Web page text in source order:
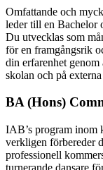
Omfattande och
leder till en Bachelor
Du utvecklas som
för en framgångsrik
din erfarenhet genom
skolan och på externa
BA (Hons)
IAB’s program inom
verkligen förbereder
professionell
turnerande dansare